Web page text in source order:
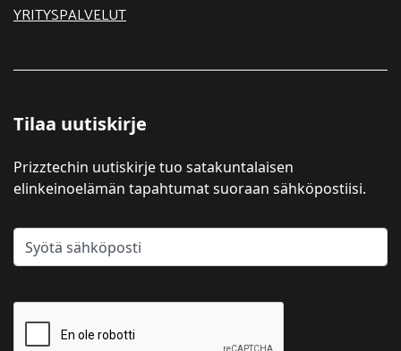
YRITYSPALVELUT
Tilaa uutiskirje
Prizztechin uutiskirje tuo satakuntalaisen
elinkeinoelämän tapahtumat suoraan sähköpostiisi.